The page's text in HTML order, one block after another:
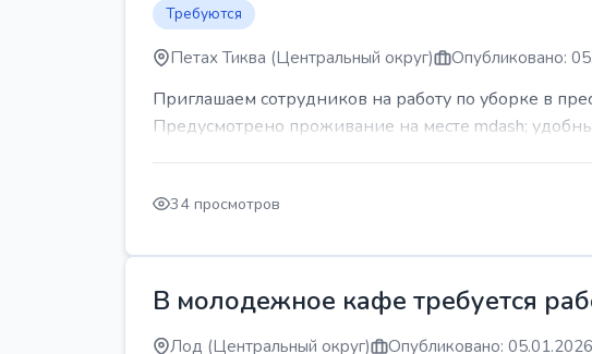
Требуются
Петах Тиква (Центральный округ) Опубликовано:
Приглашаем сотрудников на работу по уборке в
Предусмотрено проживание на месте mdash;
34 просмотров
В молодежное кафе требуется
Лод (Центральный округ) Опубликовано: 05.01.2026